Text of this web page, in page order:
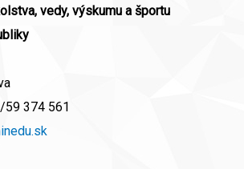
vedy, výskumu a športu
59 374 561